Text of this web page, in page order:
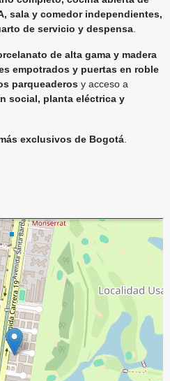
sala y comedor independientes,
de servicio y despensa
de alta gama y madera
empotrados y puertas en roble
parqueaderos y acceso a
social, planta eléctrica y
exclusivos de Bogotá